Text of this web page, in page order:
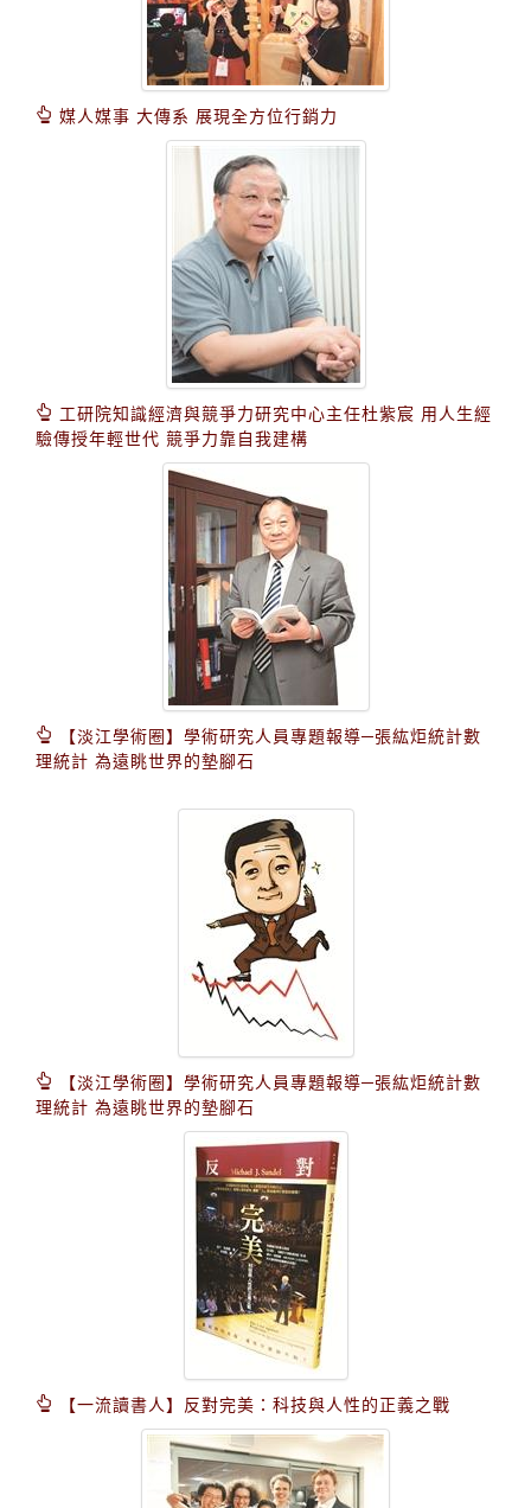
媒人媒事 大傳系 展現全方位行銷力
工研院知識經濟與競爭力研究中心主任杜紫宸 用人生經
驗傳授年輕世代 競爭力靠自我建構
【淡江學術圈】學術研究人員專題報導─張紘炬統計數
理統計 為遠眺世界的墊腳石
【淡江學術圈】學術研究人員專題報導─張紘炬統計數
理統計 為遠眺世界的墊腳石
【一流讀書人】反對完美：科技與人性的正義之戰